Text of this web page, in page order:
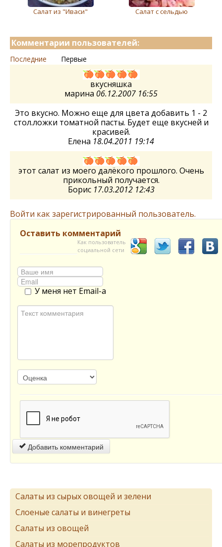
Салат из "Иваси" Салат с сельдью
Комментарии пользователей:
Последние Первые
вкусняшка
марина 06.12.2007 16:55
Это вкусно. Можно еще для цвета добавить 1 - 2
стол.ложки томатной пасты. Будет еще вкусней и
красивей.
Елена 18.04.2011 19:14
этот салат из моего далёкого прошлого. Очень
прикольный получается.
Борис 17.03.2012 12:43
Войти как зарегистрированный пользователь.
Оставить комментарий
Как пользователь
социальной сети
У меня нет Email-а
Добавить комментарий
Салаты из сырых овощей и зелени
Слоеные салаты и винегреты
Салаты из овощей
Салаты из морепродуктов